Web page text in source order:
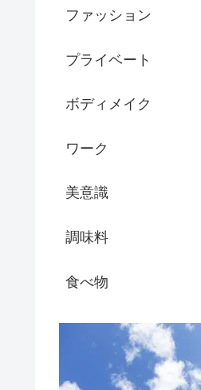
ファッション
プライベート
ボディメイク
ワーク
美意識
調味料
食べ物